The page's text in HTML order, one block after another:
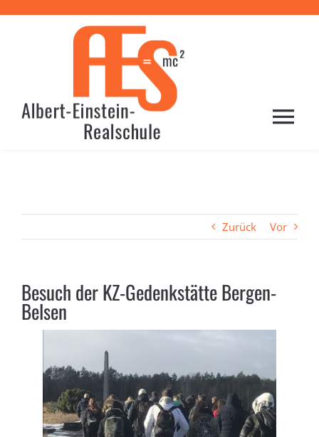
PROFIL
LERNEN
LEBEN
SERVICE
Zurück Vor
Besuch der KZ-Gedenkstätte Bergen-
Belsen